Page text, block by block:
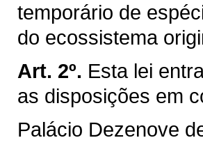
temporário de
do ecossistema
Art. 2º. Esta lei
as disposições em
Palácio Dezenove